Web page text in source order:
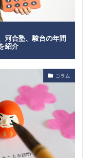
河合塾、駿台の年間
紹介
コラム